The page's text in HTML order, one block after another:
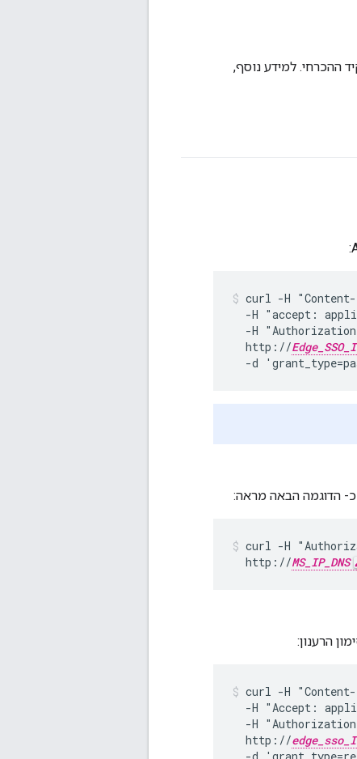
ההכרחי. למידע נוסף,
curl -H
-H "accept:
-H
  http://
-d
הדוגמה הבאה מראה:
curl -H
  http://
MS_IP_DNS
הרענון:
curl -H
-H "Accept:
-H
  http://